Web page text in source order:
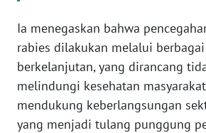
Ia menegaskan bahwa
rabies dilakukan melalui
berkelanjutan, yang dirancang
melindungi kesehatan
mendukung keberlangsungan
yang menjadi tulang punggung
SERAMBI
WN
JAMBI
WN